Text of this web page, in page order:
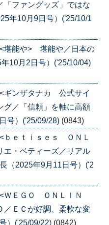
ファングッズ」ではな
年10月9日号）('25/10/1
堪能や> 堪能や／日本の
10月2日号）('25/10/04)
ギンザタナカ 公式サイ
／「信頼」を軸に高額
号）('25/09/28) (0843)
ｂｅｔｉｓｅｓ ＯＮＬ
・ベティーズ／リアル
（2025年9月11日号）('2
ＷＥＧＯ ＯＮＬＩＮ
ＥＣが好調、柔軟な変
）('25/09/22) (0842)